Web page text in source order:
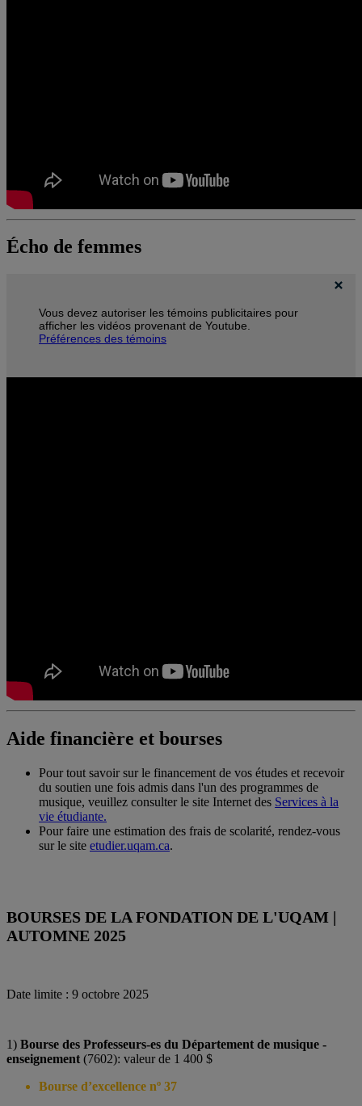
Écho de femmes
Vous devez autoriser les témoins publicitaires pour
afficher les vidéos provenant de Youtube.
Préférences des témoins
Aide financière et bourses
Pour tout savoir sur le financement de vos études et recevoir
du soutien une fois admis dans l'un des programmes de
musique, veuillez consulter le site Internet des Services à la
vie étudiante.
Pour faire une estimation des frais de scolarité, rendez-vous
sur le site etudier.uqam.ca.
BOURSES DE LA FONDATION DE L'UQAM |
AUTOMNE 2025
Date limite : 9 octobre 2025
1) Bourse des Professeurs-es du Département de musique -
enseignement (7602): valeur de 1 400 $
Bourse d’excellence nº 37